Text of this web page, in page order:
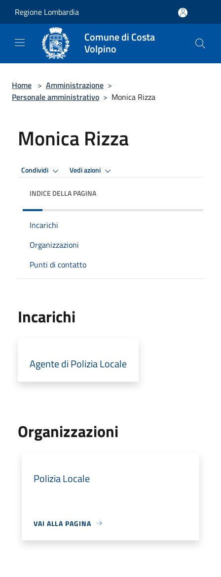
Regione Lombardia
Comune di Costa
Volpino
Home > Amministrazione >
Personale amministrativo > Monica Rizza
Monica Rizza
Condividi Vedi azioni
INDICE DELLA PAGINA
Incarichi
Organizzazioni
Punti di contatto
Incarichi
Agente di Polizia Locale
Organizzazioni
Polizia Locale
VAI ALLA PAGINA